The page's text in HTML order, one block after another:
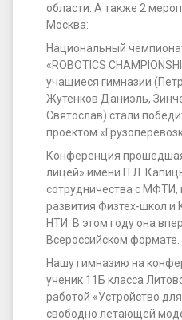
области. А также 2
Москва:
Национальный
«ROBOTICS
учащиеся гимназии
Жутенков Даниэль,
Святослав) стали
проектом
Конференция
лицей» имени П.Л.
сотрудничества с
развития Физтех-школ и
НТИ. В этом году она
Всероссийском формате.
Нашу гимназию на
ученик 11Б класса
работой «Устройство
свободно летающей